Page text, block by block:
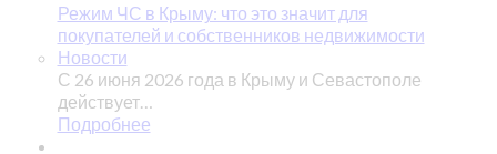
Режим ЧС в Крыму: что это значит для
покупателей и собственников недвижимости
Новости
С 26 июня 2026 года в Крыму и Севастополе
действует…
Подробнее